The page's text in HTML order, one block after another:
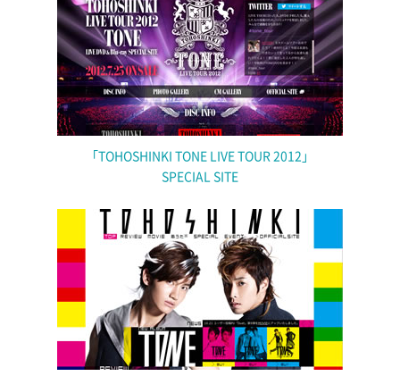
「TOHOSHINKI TONE LIVE TOUR 2012」
SPECIAL SITE